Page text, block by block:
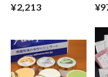
粧箱入り(2本詰め)
¥2,213